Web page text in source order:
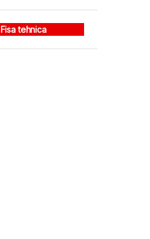
Fisa tehnica